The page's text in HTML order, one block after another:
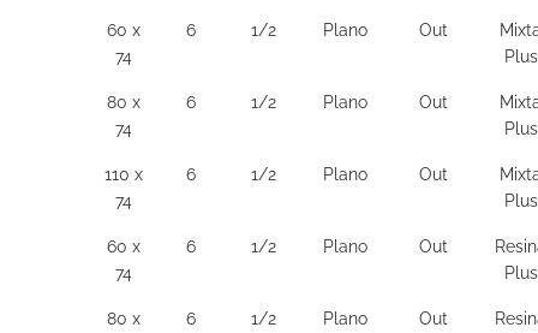
60 x
74
6 1/2 Plano Out
Plus
80 x
74
6 1/2 Plano Out
Plus
110 x
74
6 1/2 Plano Out
Plus
60 x
74
6 1/2 Plano Out
Plus
80 x
6 1/2 Plano Out